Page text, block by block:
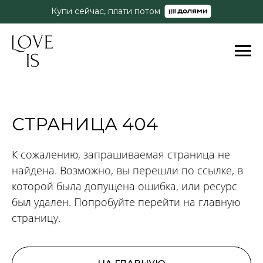
Купи сейчас, плати потом
СТРАНИЦА 404
К сожалению, запрашиваемая страница не
найдена. Возможно, вы перешли по ссылке, в
которой была допущена ошибка, или ресурс
был удален. Попробуйте перейти на главную
страницу.